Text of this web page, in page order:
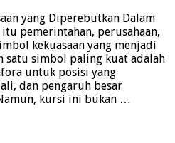
yang Diperebutkan Dalam
pemerintahan, perusahaan,
kekuasaan yang menjadi
satu simbol paling kuat adalah
untuk posisi yang
dan pengaruh besar
kursi ini bukan …